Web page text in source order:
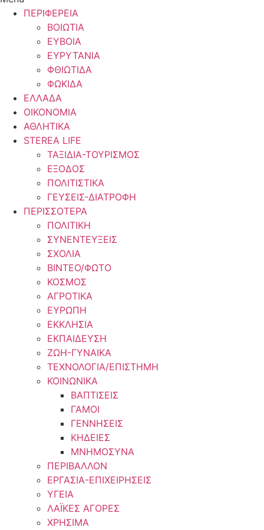
ΠΕΡΙΦΕΡΕΙΑ
ΒΟΙΩΤΙΑ
ΕΥΒΟΙΑ
ΕΥΡΥΤΑΝΙΑ
ΦΘΙΩΤΙΔΑ
ΦΩΚΙΔΑ
ΕΛΛΑΔΑ
ΟΙΚΟΝΟΜΙΑ
ΑΘΛΗΤΙΚΑ
STEREA LIFE
ΤΑΞΙΔΙΑ-ΤΟΥΡΙΣΜΟΣ
ΕΞΟΔΟΣ
ΠΟΛΙΤΙΣΤΙΚΑ
ΓΕΥΣΕΙΣ-ΔΙΑΤΡΟΦΗ
ΠΕΡΙΣΣΟΤΕΡΑ
ΠΟΛΙΤΙΚΗ
ΣΥΝΕΝΤΕΥΞΕΙΣ
ΣΧΟΛΙΑ
ΒΙΝΤΕΟ/ΦΩΤΟ
ΚΟΣΜΟΣ
ΑΓΡΟΤΙΚΑ
ΕΥΡΩΠΗ
ΕΚΚΛΗΣΙΑ
ΕΚΠΑΙΔΕΥΣΗ
ΖΩΗ-ΓΥΝΑΙΚΑ
ΤΕΧΝΟΛΟΓΙΑ/ΕΠΙΣΤΗΜΗ
ΚΟΙΝΩΝΙΚΑ
ΒΑΠΤΙΣΕΙΣ
ΓΑΜΟΙ
ΓΕΝΝΗΣΕΙΣ
ΚΗΔΕΙΕΣ
ΜΝΗΜΟΣΥΝΑ
ΠΕΡΙΒΑΛΛΟΝ
ΕΡΓΑΣΙΑ-ΕΠΙΧΕΙΡΗΣΕΙΣ
ΥΓΕΙΑ
ΛΑΪΚΕΣ ΑΓΟΡΕΣ
ΧΡΗΣΙΜΑ